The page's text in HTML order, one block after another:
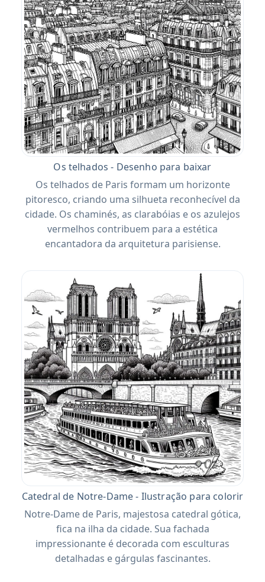
Os telhados - Desenho para baixar
Os telhados de Paris formam um horizonte
pitoresco, criando uma silhueta reconhecível da
cidade. Os chaminés, as clarabóias e os azulejos
vermelhos contribuem para a estética
encantadora da arquitetura parisiense.
Catedral de Notre-Dame - Ilustração para colorir
Notre-Dame de Paris, majestosa catedral gótica,
fica na ilha da cidade. Sua fachada
impressionante é decorada com esculturas
detalhadas e gárgulas fascinantes.